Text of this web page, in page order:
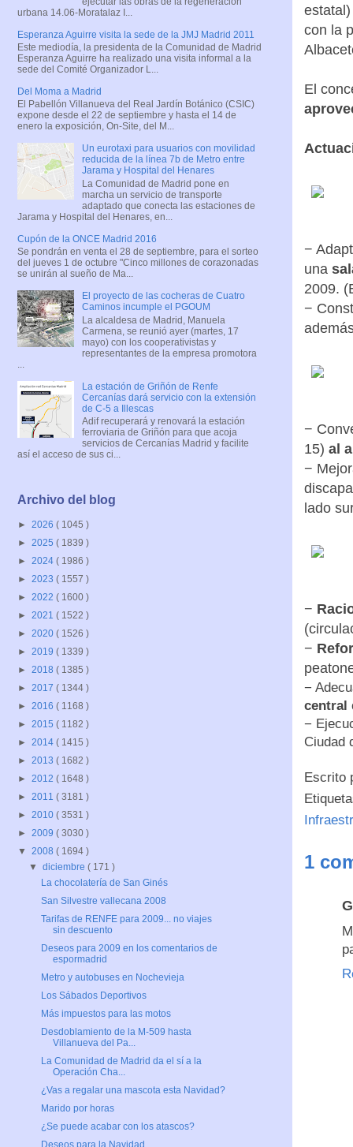
con la
El
−
una
2009.
−
−
15) al
−
lado
−
−
−
central
−
Ciudad
Escrito
1
urbana 14.06-Moratalaz I...
Esperanza Aguirre visita la sede de la JMJ Madrid 2011
Este mediodía, la presidenta de la Comunidad de Madrid
Esperanza Aguirre ha realizado una visita informal a la
sede del Comité Organizador L...
Del Moma a Madrid
El Pabellón Villanueva del Real Jardín Botánico (CSIC)
expone desde el 22 de septiembre y hasta el 14 de
enero la exposición, On-Site, del M...
Un eurotaxi para usuarios con movilidad
reducida de la línea 7b de Metro entre
Jarama y Hospital del Henares
La Comunidad de Madrid pone en
marcha un servicio de transporte
adaptado que conecta las estaciones de
Jarama y Hospital del Henares, en...
Cupón de la ONCE Madrid 2016
Se pondrán en venta el 28 de septiembre, para el sorteo
del jueves 1 de octubre "Cinco millones de corazonadas
se unirán al sueño de Ma...
El proyecto de las cocheras de Cuatro
Caminos incumple el PGOUM
La alcaldesa de Madrid, Manuela
Carmena, se reunió ayer (martes, 17
mayo) con los cooperativistas y
representantes de la empresa promotora
La estación de Griñón de Renfe
Cercanías dará servicio con la extensión
de C-5 a Illescas
Adif recuperará y renovará la estación
ferroviaria de Griñón para que acoja
servicios de Cercanías Madrid y facilite
así el acceso de sus ci...
Archivo del blog
► 2026 ( 1045 )
► 2025 ( 1839 )
► 2024 ( 1986 )
► 2023 ( 1557 )
► 2022 ( 1600 )
► 2021 ( 1522 )
► 2020 ( 1526 )
► 2019 ( 1339 )
► 2018 ( 1385 )
► 2017 ( 1344 )
► 2016 ( 1168 )
► 2015 ( 1182 )
► 2014 ( 1415 )
► 2013 ( 1682 )
► 2012 ( 1648 )
► 2011 ( 3181 )
► 2010 ( 3531 )
► 2009 ( 3030 )
▼ 2008 ( 1694 )
▼diciembre( 171 )
La chocolatería de San Ginés
San Silvestre vallecana 2008
Tarifas de RENFE para 2009... no viajes
sin descuento
Deseos para 2009 en los comentarios de
espormadrid
Metro y autobuses en Nochevieja
Los Sábados Deportivos
Más impuestos para las motos
Desdoblamiento de la M-509 hasta
Villanueva del Pa...
La Comunidad de Madrid da el sí a la
Operación Cha...
¿Vas a regalar una mascota esta Navidad?
Marido por horas
¿Se puede acabar con los atascos?